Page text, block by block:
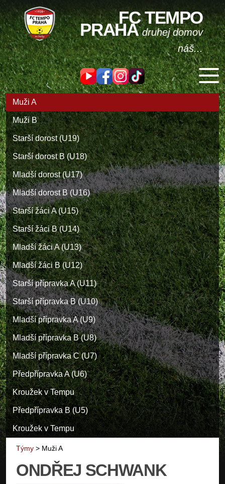
FC TEMPO
PRAHAdruhej domov
náš...
Muži A
Muži B
Starší dorost (U19)
Starší dorost B (U18)
Mladší dorost (U17)
Mladší dorost B (U16)
Starší žáci A (U15)
Starší žáci B (U14)
Mladší žáci A (U13)
Mladší žáci B (U12)
Starší přípravka A (U11)
Starší přípravka B (U10)
Mladší přípravka A (U9)
Mladší přípravka B (U8)
Mladší přípravka C (U7)
Předpřípravka A (U6)
Kroužek v Tempu
Předpřípravka B (U5)
Kroužek v Tempu
Týmy > Muži A
ONDŘEJ SCHWANK